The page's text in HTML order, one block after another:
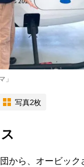
」
写真2枚
ら、オービック